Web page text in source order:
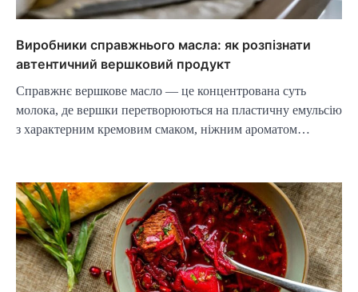
Виробники справжнього масла: як розпізнати
автентичний вершковий продукт
Справжнє вершкове масло — це концентрована суть
молока, де вершки перетворюються на пластичну емульсію
з характерним кремовим смаком, ніжним ароматом…